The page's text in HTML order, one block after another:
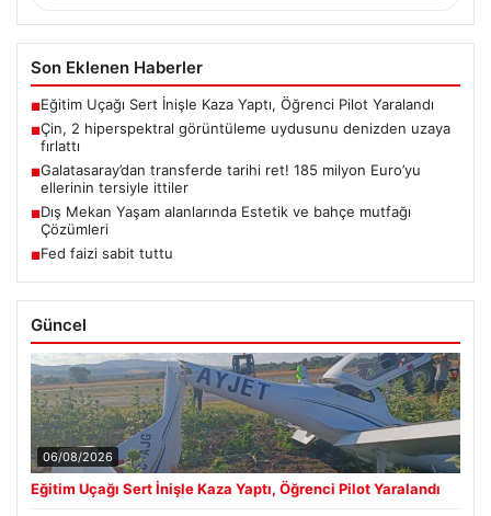
Son Eklenen Haberler
■Eğitim Uçağı Sert İnişle Kaza Yaptı, Öğrenci Pilot Yaralandı
■Çin, 2 hiperspektral görüntüleme uydusunu denizden uzaya
fırlattı
■Galatasaray’dan transferde tarihi ret! 185 milyon Euro’yu
ellerinin tersiyle ittiler
■Dış Mekan Yaşam alanlarında Estetik ve bahçe mutfağı
Çözümleri
■Fed faizi sabit tuttu
Güncel
06/08/2026
Eğitim Uçağı Sert İnişle Kaza Yaptı, Öğrenci Pilot Yaralandı